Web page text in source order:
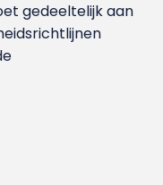
gedeeltelijk aan